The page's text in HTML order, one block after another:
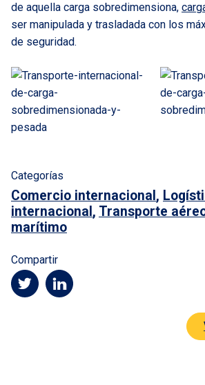
de aquella carga sobredimensiona,
ser manipulada y trasladada con los
de seguridad.
Categorías
Comercio internacional ,
internacional , Transporte
marítimo
Compartir